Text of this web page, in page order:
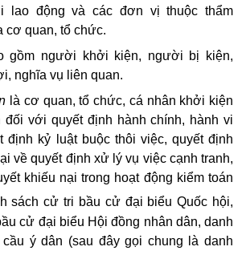
lao động và các đơn vị thuộc thẩm
cơ quan, tổ chức.
gồm người khởi kiện, người bị kiện,
nghĩa vụ liên quan.
là cơ quan, tổ chức, cá nhân khởi kiện
đối với quyết định hành chính, hành vi
định kỷ luật buộc thôi việc, quyết định
về quyết định xử lý vụ việc cạnh tranh,
khiếu nại trong hoạt động kiểm toán
sách cử tri bầu cử đại biểu Quốc hội,
cử đại biểu Hội đồng nhân dân, danh
ý dân (sau đây gọi chung là danh